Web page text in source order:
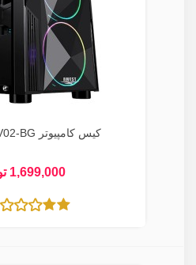
کیس کامپیوتر Awest GT-AV02-BG
1,699,000 تومان